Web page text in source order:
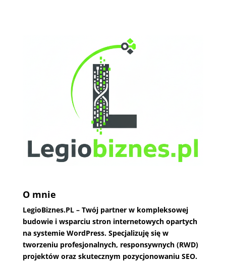
O mnie
LegioBiznes.PL– Twój partner w kompleksowej
budowie i wsparciu stron internetowych opartych
na systemie WordPress. Specjalizuję się w
tworzeniu profesjonalnych, responsywnych (RWD)
projektów oraz skutecznym pozycjonowaniu SEO.